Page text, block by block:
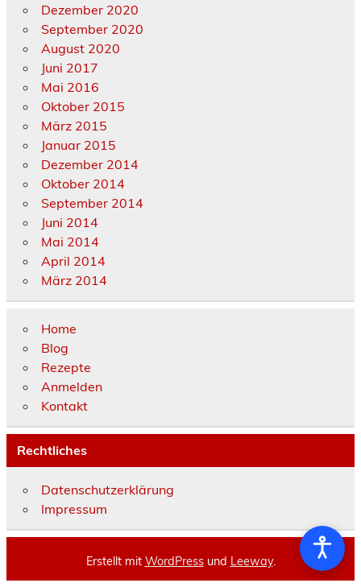
Dezember 2020
September 2020
August 2020
Juni 2017
Mai 2016
Oktober 2015
März 2015
Januar 2015
Dezember 2014
Oktober 2014
September 2014
Juni 2014
Mai 2014
April 2014
März 2014
Home
Blog
Rezepte
Anmelden
Kontakt
Rechtliches
Datenschutzerklärung
Impressum
Erstellt mit WordPressund Leeway.